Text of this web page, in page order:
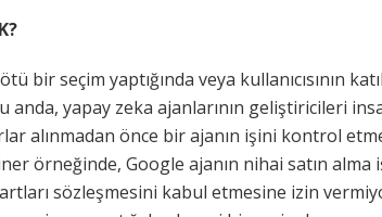
bir seçim yaptığında veya kullanıcısının
anda, yapay zeka ajanlarının geliştiricileri
alınmadan önce bir ajanın işini kontrol
örneğinde, Google ajanın nihai satın
sözleşmesini kabul etmesine izin